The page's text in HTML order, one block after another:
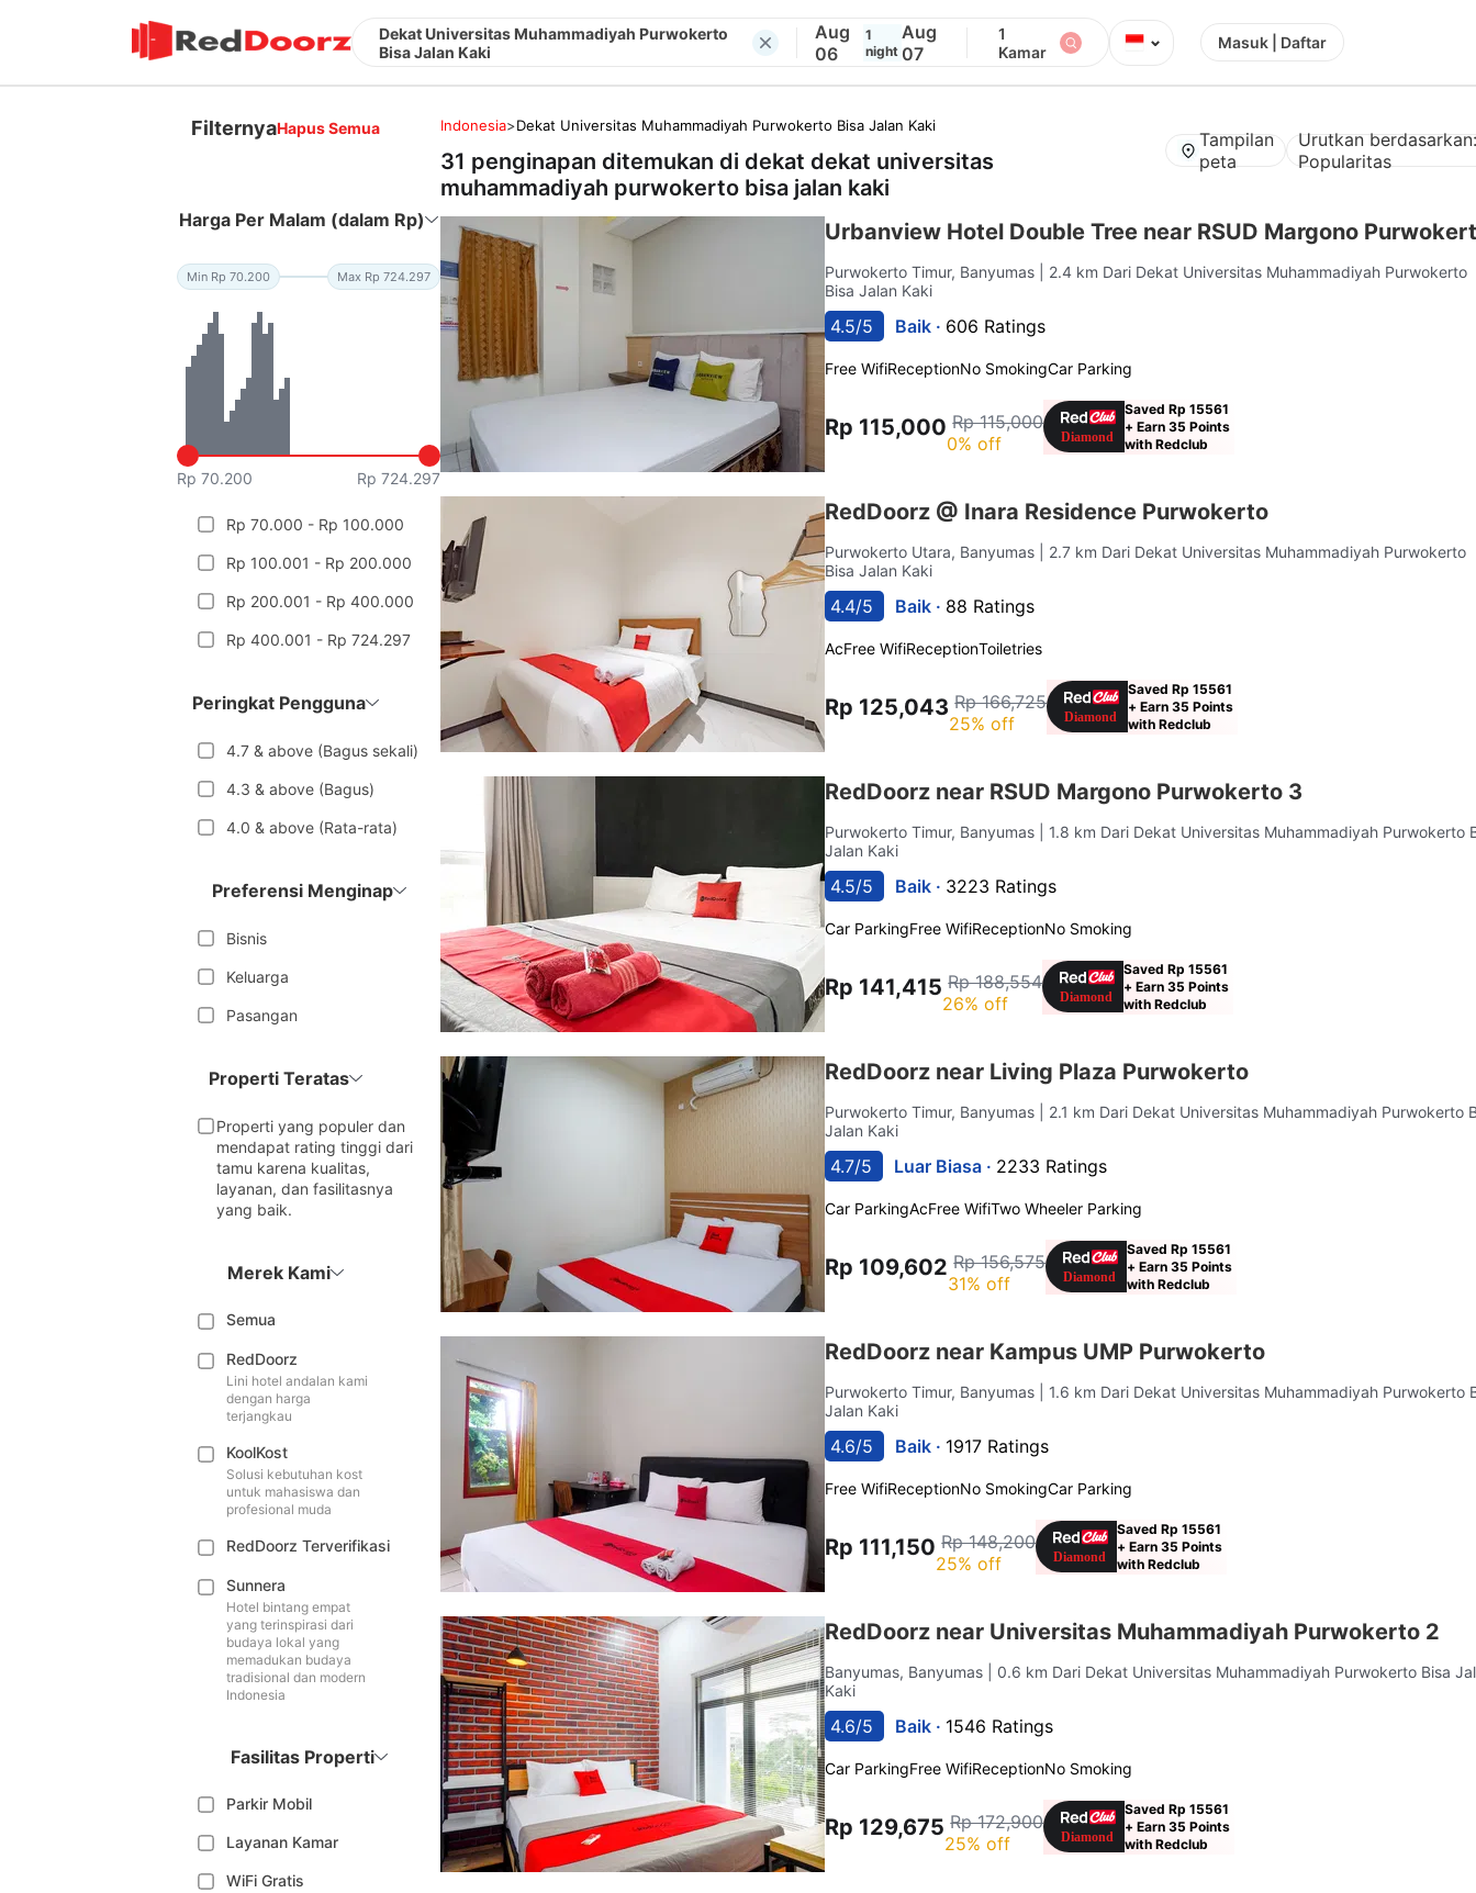
Dekat Universitas Muhammadiyah Purwokerto
Bisa Jalan Kaki
Aug
06
1
night
Aug
07
1
Kamar
⌄ Masuk | Daftar
FilternyaHapus Semua
Harga Per Malam (dalam Rp)
Min Rp 70.200 Max Rp 724.297
Rp 70.200 Rp 724.297
Rp 70.000 - Rp 100.000
Rp 100.001 - Rp 200.000
Rp 200.001 - Rp 400.000
Rp 400.001 - Rp 724.297
Peringkat Pengguna
4.7 & above (Bagus sekali)
4.3 & above (Bagus)
4.0 & above (Rata-rata)
Preferensi Menginap
Bisnis
Keluarga
Pasangan
Properti Teratas
Properti yang populer dan
mendapat rating tinggi dari
tamu karena kualitas,
layanan, dan fasilitasnya
yang baik.
Merek Kami
Semua
RedDoorz
Lini hotel andalan kami
dengan harga
terjangkau
KoolKost
Solusi kebutuhan kost
untuk mahasiswa dan
profesional muda
RedDoorz Terverifikasi
Sunnera
Hotel bintang empat
yang terinspirasi dari
budaya lokal yang
memadukan budaya
tradisional dan modern
Indonesia
Fasilitas Properti
Parkir Mobil
Layanan Kamar
WiFi Gratis
Indonesia>Dekat Universitas Muhammadiyah Purwokerto Bisa Jalan Kaki
31 penginapan ditemukan di dekatdekat universitas
muhammadiyah purwokerto bisa jalan kaki
Tampilan
peta
Urutkan berdasarkan:
Popularitas
Urbanview Hotel Double Tree near RSUD Margono
Purwokerto Timur, Banyumas
| 2.4 km Dari Dekat Universitas Muhammadiyah Purwokerto
Bisa Jalan Kaki
4.5/5 Baik · 606 Ratings
Free WifiReceptionNo SmokingCar Parking
Rp 115,000 Rp 115,000
0% off
Saved Rp 15561
+ Earn 35 Points
with Redclub
RedDoorz @ Inara Residence Purwokerto
Purwokerto Utara, Banyumas
| 2.7 km Dari Dekat Universitas Muhammadiyah Purwokerto
Bisa Jalan Kaki
4.4/5 Baik · 88 Ratings
AcFree WifiReceptionToiletries
Rp 125,043 Rp 166,725
25% off
Saved Rp 15561
+ Earn 35 Points
with Redclub
RedDoorz near RSUD Margono Purwokerto 3
Purwokerto Timur, Banyumas
| 1.8 km Dari Dekat Universitas Muhammadiyah Purwokerto
Jalan Kaki
4.5/5 Baik · 3223 Ratings
Car ParkingFree WifiReceptionNo Smoking
Rp 141,415 Rp 188,554
26% off
Saved Rp 15561
+ Earn 35 Points
with Redclub
RedDoorz near Living Plaza Purwokerto
Purwokerto Timur, Banyumas
| 2.1 km Dari Dekat Universitas Muhammadiyah Purwokerto
Jalan Kaki
4.7/5 Luar Biasa · 2233 Ratings
Car ParkingAcFree WifiTwo Wheeler Parking
Rp 109,602 Rp 156,575
31% off
Saved Rp 15561
+ Earn 35 Points
with Redclub
RedDoorz near Kampus UMP Purwokerto
Purwokerto Timur, Banyumas
| 1.6 km Dari Dekat Universitas Muhammadiyah Purwokerto
Jalan Kaki
4.6/5 Baik · 1917 Ratings
Free WifiReceptionNo SmokingCar Parking
Rp 111,150 Rp 148,200
25% off
Saved Rp 15561
+ Earn 35 Points
with Redclub
RedDoorz near Universitas Muhammadiyah Purwokerto 2
Banyumas, Banyumas
| 0.6 km Dari Dekat Universitas Muhammadiyah Purwokerto Bisa
Kaki
4.6/5 Baik · 1546 Ratings
Car ParkingFree WifiReceptionNo Smoking
Rp 129,675 Rp 172,900
25% off
Saved Rp 15561
+ Earn 35 Points
with Redclub